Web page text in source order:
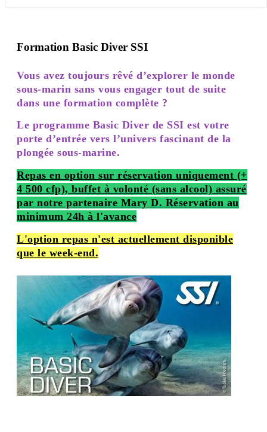
Formation Basic Diver SSI
Vous avez toujours rêvé d’explorer le monde
sous-marin sans vous engager tout de suite
dans une formation complète ?
Le programme Basic Diver de SSI est votre
porte d’entrée vers l’univers fascinant de la
plongée sous-marine.
Repas en option sur réservation uniquement (+
4 500 cfp), buffet à volonté (sans alcool) assuré
par notre partenaire Mary D. Réservation au
minimum 24h à l'avance
L'option repas n'est actuellement disponible
que le week-end.